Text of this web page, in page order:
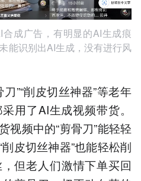
成广告，有明显的AI生成痕
能识别出AI生成，没有进行风
”“削皮切丝神器”等老年
用了AI生成视频带货。
视频中的“剪骨刀”能轻轻
皮切丝神器”也能轻松削
但老人们激情下单买回